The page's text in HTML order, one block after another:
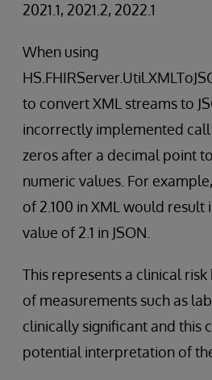
2021.1, 2021.2, 2022.1
When using
to convert XML streams to
incorrectly implemented
zeros after a decimal point
numeric values. For
of 2.100 in XML would
value of 2.1 in JSON.
This represents a clinical
of measurements such as
clinically significant and this
potential interpretation of